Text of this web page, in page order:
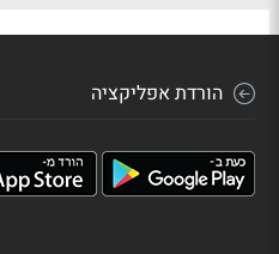
הורדת אפליקציה